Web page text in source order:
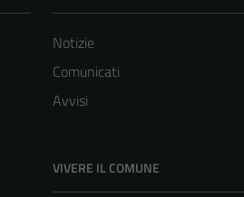
Notizie
Comunicati
Avvisi
VIVERE IL COMUNE